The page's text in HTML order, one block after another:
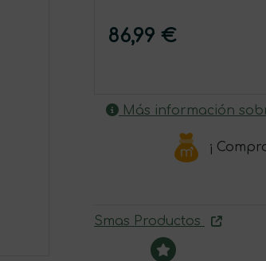
86,99 €
Más información
¡
Smas Productos